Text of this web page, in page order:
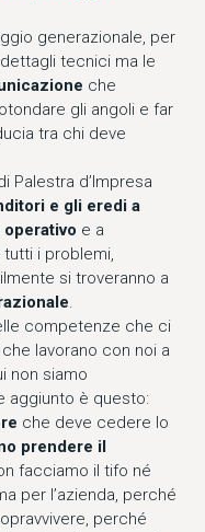
generazionale, per
tecnici ma le
che
gli angoli e far
tra chi deve
Palestra d’Impresa
e gli eredi a
operativo e a
tutti i problemi,
si troveranno a
.
competenze che ci
lavorano con noi a
non siamo
aggiunto è questo:
che deve cedere lo
prendere il
facciamo il tifo né
per l’azienda, perché
perché